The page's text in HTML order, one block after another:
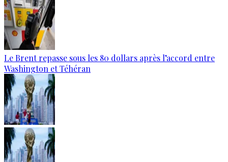
Le Brent repasse sous les 80 dollars après l’accord entre
Washington et Téhéran